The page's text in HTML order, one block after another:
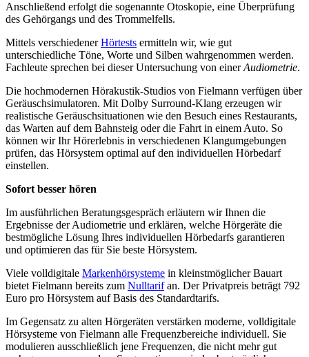
Anschließend erfolgt die sogenannte Otoskopie, eine Überprüfung
des Gehörgangs und des Trommelfells.
Mittels verschiedenerHörtests ermitteln wir, wie gut
unterschiedliche Töne, Worte und Silben wahrgenommen werden.
Fachleute sprechen bei dieser Untersuchung von einerAudiometrie.
Die hochmodernen Hörakustik-Studios von Fielmann verfügen über
Geräuschsimulatoren. Mit Dolby Surround-Klang erzeugen wir
realistische Geräuschsituationen wie den Besuch eines Restaurants,
das Warten auf dem Bahnsteig oder die Fahrt in einem Auto. So
können wir Ihr Hörerlebnis in verschiedenen Klangumgebungen
prüfen, das Hörsystem optimal auf den individuellen Hörbedarf
einstellen.
Sofort besser hören
Im ausführlichen Beratungsgespräch erläutern wir Ihnen die
Ergebnisse der Audiometrie und erklären, welche Hörgeräte die
bestmögliche Lösung Ihres individuellen Hörbedarfs garantieren
und optimieren das für Sie beste Hörsystem.
Viele volldigitale Markenhörsysteme in kleinstmöglicher Bauart
bietet Fielmann bereits zum Nulltarifan. Der Privatpreis beträgt 792
Euro pro Hörsystem auf Basis des Standardtarifs.
Im Gegensatz zu alten Hörgeräten verstärken moderne, volldigitale
Hörsysteme von Fielmann alle Frequenzbereiche individuell. Sie
modulieren ausschließlich jene Frequenzen, die nicht mehr gut